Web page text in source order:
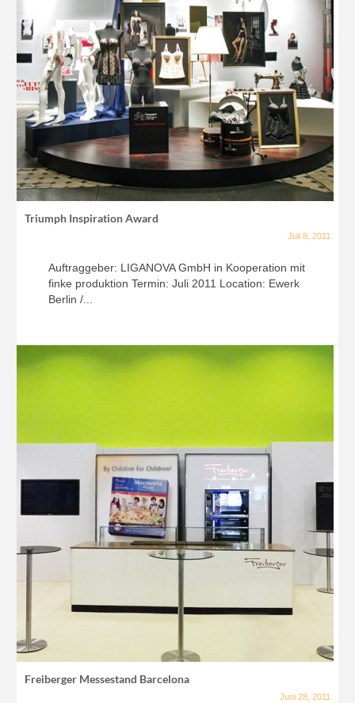
Triumph Inspiration Award
Juli 8, 2011
Auftraggeber: LIGANOVA GmbH in Kooperation mit
finke produktion Termin: Juli 2011 Location: Ewerk
Berlin /...
Freiberger Messestand Barcelona
Juni 28, 2011